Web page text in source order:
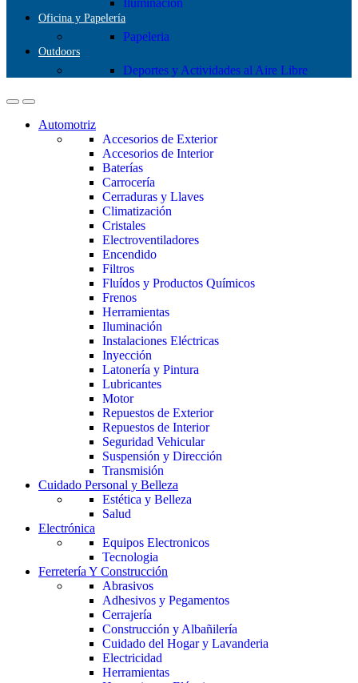
Iluminación
Oficina y Papelería
Papeleria
Outdoors
Deportes y Actividades al Aire Libre
Automotriz
Accesorios de Exterior
Accesorios de Interior
Baterías
Carrocería
Cerraduras y Llaves
Climatización
Cristales
Electroventiladores
Encendido
Filtros
Fluídos y Productos Químicos
Frenos
Herramientas
Iluminación
Instalaciones Eléctricas
Inyección
Latonería y Pintura
Lubricantes
Motor
Repuestos de Exterior
Repuestos de Interior
Seguridad Vehicular
Suspensión y Dirección
Transmisión
Cuidado Personal y Belleza
Estética y Belleza
Salud
Electrónica
Equipos Electronicos
Tecnologia
Ferretería Y Construcción
Abrasivos
Adhesivos y Pegamentos
Cerrajería
Construcción y Albañilería
Cuidado del Hogar y Lavanderia
Electricidad
Herramientas